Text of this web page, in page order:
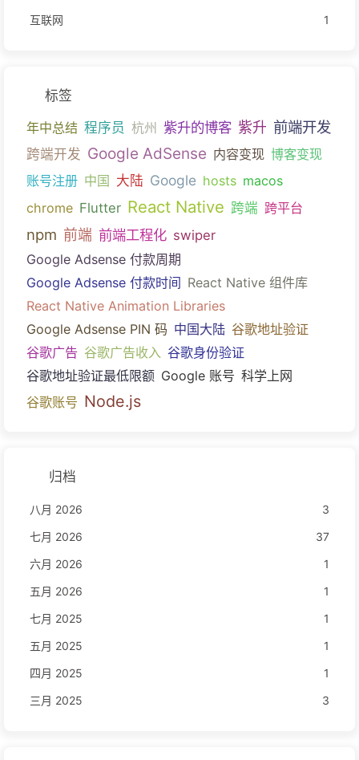
互联网
1
标签
年中总结 程序员 杭州 紫升的博客 紫升 前端开发
跨端开发 Google AdSense 内容变现 博客变现
账号注册 中国 大陆 Google hosts macos
chrome Flutter React Native 跨端 跨平台
npm 前端 前端工程化 swiper
Google Adsense 付款周期
Google Adsense 付款时间 React Native 组件库
React Native Animation Libraries
Google Adsense PIN 码 中国大陆 谷歌地址验证
谷歌广告 谷歌广告收入 谷歌身份验证
谷歌地址验证最低限额 Google 账号 科学上网
谷歌账号 Node.js
归档
八月 2026
3
七月 2026
37
六月 2026
1
五月 2026
1
七月 2025
1
五月 2025
1
四月 2025
1
三月 2025
3